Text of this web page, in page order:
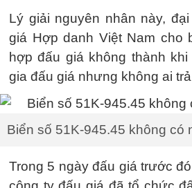
Lý giải nguyên nhân này,
giá Hợp danh Việt Nam cho
hợp đấu giá không thành
gia đấu giá nhưng không ai
Biển số 51K-945.45 không có
Trong 5 ngày đấu giá trước